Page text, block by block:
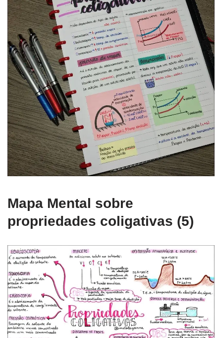
Mapa Mental sobre
propriedades coligativas (5)